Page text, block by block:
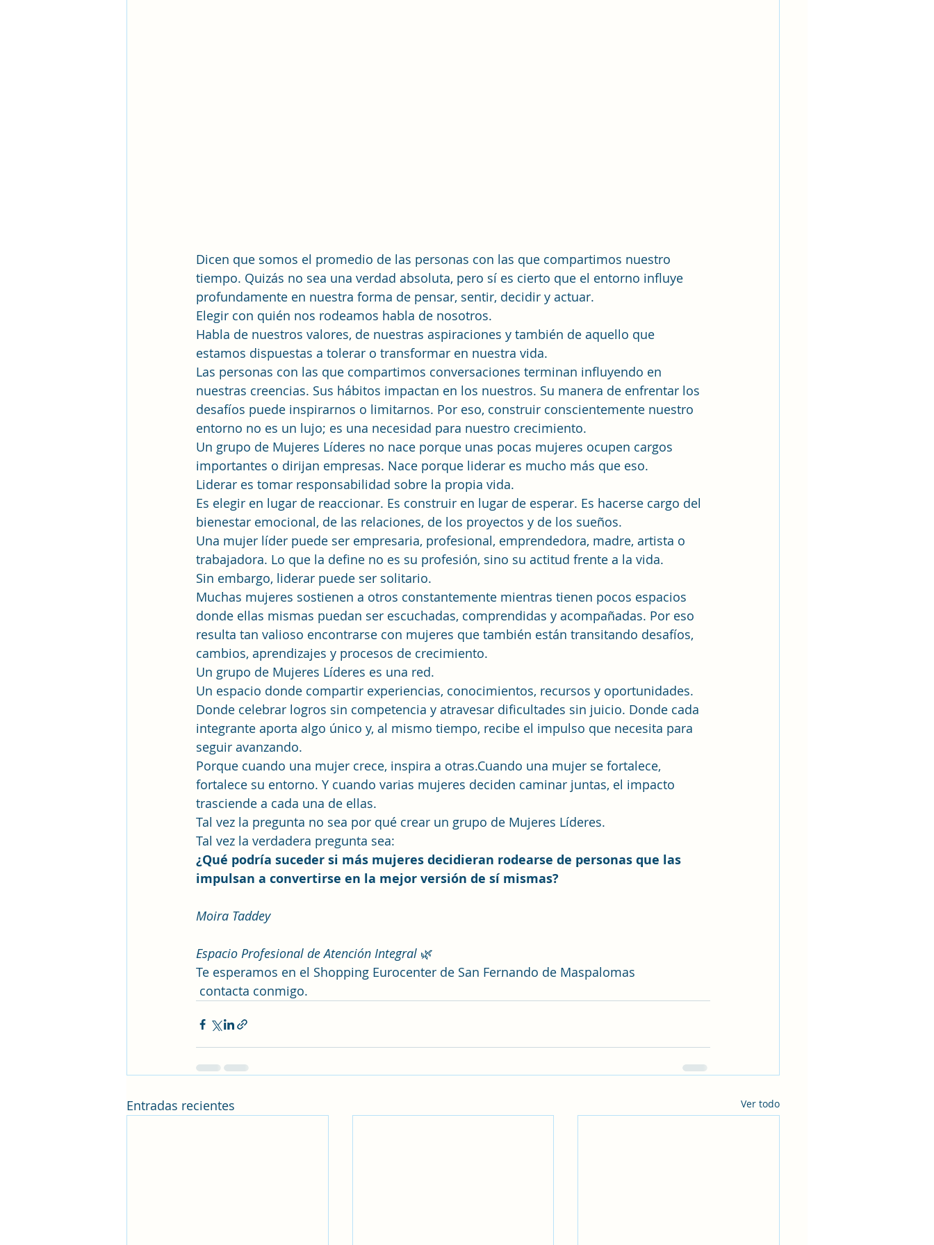
Dicen que somos el promedio de las personas con las que compartimos nuestro
tiempo. Quizás no sea una verdad absoluta, pero sí es cierto que el entorno influye
profundamente en nuestra forma de pensar, sentir, decidir y actuar.
Elegir con quién nos rodeamos habla de nosotros.
Habla de nuestros valores, de nuestras aspiraciones y también de aquello que
estamos dispuestas a tolerar o transformar en nuestra vida.
Las personas con las que compartimos conversaciones terminan influyendo en
nuestras creencias. Sus hábitos impactan en los nuestros. Su manera de enfrentar los
desafíos puede inspirarnos o limitarnos. Por eso, construir conscientemente nuestro
entorno no es un lujo; es una necesidad para nuestro crecimiento.
Un grupo de Mujeres Líderes no nace porque unas pocas mujeres ocupen cargos
importantes o dirijan empresas. Nace porque liderar es mucho más que eso.
Liderar es tomar responsabilidad sobre la propia vida.
Es elegir en lugar de reaccionar. Es construir en lugar de esperar. Es hacerse cargo del
bienestar emocional, de las relaciones, de los proyectos y de los sueños.
Una mujer líder puede ser empresaria, profesional, emprendedora, madre, artista o
trabajadora. Lo que la define no es su profesión, sino su actitud frente a la vida.
Sin embargo, liderar puede ser solitario.
Muchas mujeres sostienen a otros constantemente mientras tienen pocos espacios
donde ellas mismas puedan ser escuchadas, comprendidas y acompañadas. Por eso
resulta tan valioso encontrarse con mujeres que también están transitando desafíos,
cambios, aprendizajes y procesos de crecimiento.
Un grupo de Mujeres Líderes es una red.
Un espacio donde compartir experiencias, conocimientos, recursos y oportunidades.
Donde celebrar logros sin competencia y atravesar dificultades sin juicio. Donde cada
integrante aporta algo único y, al mismo tiempo, recibe el impulso que necesita para
seguir avanzando.
Porque cuando una mujer crece, inspira a otras.Cuando una mujer se fortalece,
fortalece su entorno. Y cuando varias mujeres deciden caminar juntas, el impacto
trasciende a cada una de ellas.
Tal vez la pregunta no sea por qué crear un grupo de Mujeres Líderes.
Tal vez la verdadera pregunta sea:
¿Qué podría suceder si más mujeres decidieran rodearse de personas que las
impulsan a convertirse en la mejor versión de sí mismas?
Moira Taddey
Espacio Profesional de Atención Integral 🌿
Te esperamos en el Shopping Eurocenter de San Fernando de Maspalomas
contacta conmigo.
Entradas recientes Ver todo